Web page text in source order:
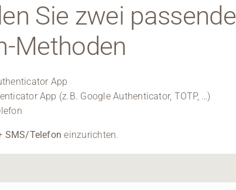
Sie zwei passende
Methoden
App
App (z.B. Google Authenticator, TOTP, …)
SMS/Telefon einzurichten.